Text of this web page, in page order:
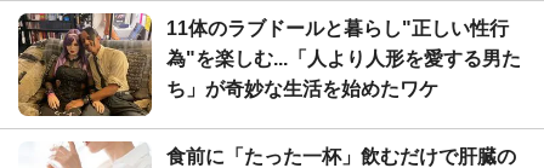
11体のラブドールと暮らし"正しい性行
為"を楽しむ...「人より人形を愛する男た
ち」が奇妙な生活を始めたワケ
食前に「たった一杯」飲むだけで肝臓の